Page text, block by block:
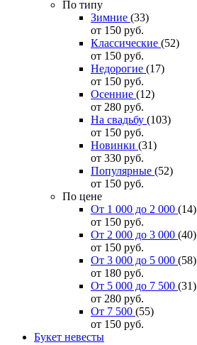
По типу
Зимние (33)
от 150 руб.
Классические (52)
от 150 руб.
Недорогие (17)
от 150 руб.
Осенние (12)
от 280 руб.
На свадьбу (103)
от 150 руб.
Новинки (31)
от 330 руб.
Популярные (52)
от 150 руб.
По цене
От 1 000 до 2 000 (14)
от 150 руб.
От 2 000 до 3 000 (40)
от 150 руб.
От 3 000 до 5 000 (58)
от 180 руб.
От 5 000 до 7 500 (31)
от 280 руб.
От 7 500 (55)
от 150 руб.
Букет невесты